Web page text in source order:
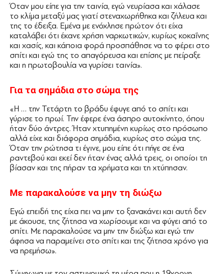
Όταν μου είπε για την ταινία, εγώ νευρίασα και χάλασε
το κλίμα μεταξύ μας γιατί στεναχωρήθηκα και ζήλευα και
της το έδειξα. Εμένα με ενόχλησε πρώτον ότι είχα
καταλάβει ότι έκανε χρήση ναρκωτικών, κυρίως κοκαΐνης
και χασίς, και κάποια φορά προσπάθησε να το φέρει στο
σπίτι και εγώ της το απαγόρευσα και επίσης με πείραξε
και η πρωτοβουλία να γυρίσει ταινία».
Για τα σημάδια στο σώμα της
«Η … την Τετάρτη το βράδυ έφυγε από το σπίτι και
γύρισε το πρωί. Την έφερε ένα άσπρο αυτοκίνητο, όπου
ήταν δύο άντρες. Ήταν χτυπημένη κυρίως στο πρόσωπο
αλλά είχε και διάφορα σημάδια, κυρίως στο σώμα της.
Όταν την ρώτησα τι έγινε, μου είπε ότι πήγε σε ένα
ραντεβού και εκεί δεν ήταν ένας αλλά τρεις, οι οποίοι τη
βίασαν και της πήραν τα χρήματα και τη χτύπησαν.
Με παρακαλούσε να μην τη διώξω
Εγώ επειδή της είχα πει να μην το ξανακάνει και αυτή δεν
με άκουσε, της ζήτησα να χωρίσουμε και να φύγει από το
σπίτι. Με παρακαλούσε να μην την διώξω και εγώ την
άφησα να παραμείνει στο σπίτι και της ζήτησα χρόνο για
να ηρεμήσω».